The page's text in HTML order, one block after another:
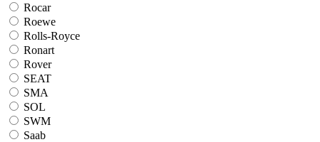
Rocar
Roewe
Rolls-Royce
Ronart
Rover
SEAT
SMA
SOL
SWM
Saab